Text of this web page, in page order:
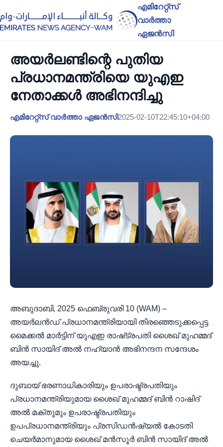
എമിറേറ്റ്സ്
വാർത്താ
ഏജൻസി
അയർലണ്ടിന്റെ പുതിയ
പ്രധാനമന്ത്രിയെ യുഎഇ
നേതാക്കൾ അഭിനന്ദിച്ചു
എമിറേറ്റ്സ് വാർത്താ ഏജൻസി2025-02-10T22:45:10+04:00
അബുദാബി, 2025 ഫെബ്രുവരി 10 (WAM) –
അയർലൻഡ് പ്രധാനമന്ത്രിയായി തിരഞ്ഞെടുക്കപ്പെട്ട
മൈക്കൽ മാർട്ടിന് യുഎഇ രാഷ്‌ട്രപതി ശൈഖ് മുഹമ്മദ്
ബിൻ സായിദ് അൽ നഹ്യാൻ അഭിനന്ദന സന്ദേശം
അയച്ചു.
ദുബായ് ഭരണാധികാരിയും ഉപരാഷ്ട്രപതിയും
പ്രധാനമന്ത്രിയുമായ ശൈഖ് മുഹമ്മദ് ബിൻ റാഷിദ്
അൽ മക്തൂമും ഉപരാഷ്ട്രപതിയും
ഉപപ്രധാനമന്ത്രിയും പ്രസിഡൻഷ്യൽ കോടതി
ചെയർമാനുമായ ശൈഖ് മൻസൂർ ബിൻ സായിദ് അൽ